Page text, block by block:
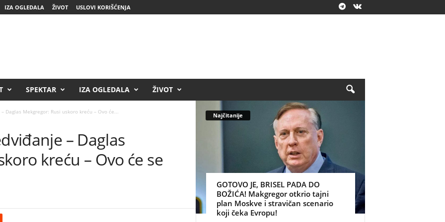
IZA OGLEDALA ŽIVOT USLOVI KORIŠĆENJA
SPEKTAR IZA OGLEDALA ŽIVOT
Daglas Mekgregor: Rusi uskoro kreću – Ovo će...
– Daglas
kreću – Ovo će se
Najčitanije
GOTOVO JE, BRISEL PADA DO
BOŽIĆA! Makgregor otkrio tajni
plan Moskve i stravičan scenario
koji čeka Evropu!